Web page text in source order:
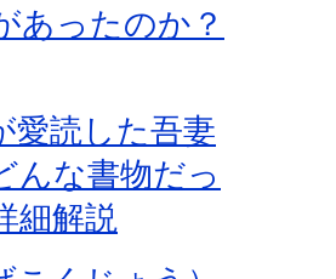
あったのか？
愛読した吾妻
んな書物だっ
細解説